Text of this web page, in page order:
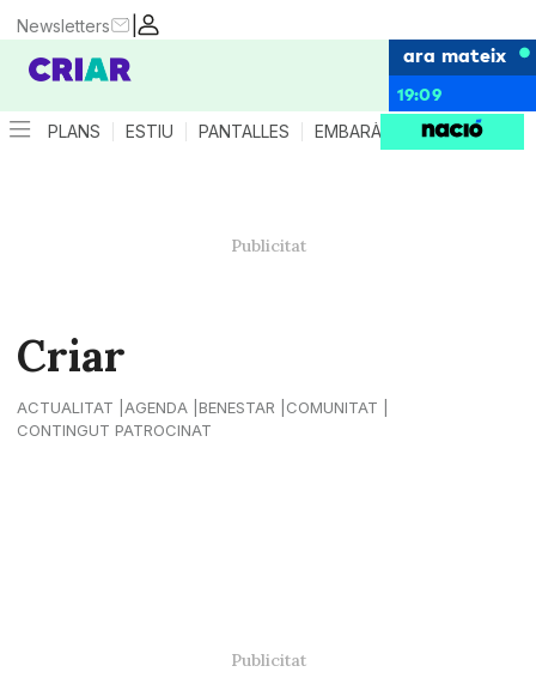
|
Newsletters
ara mateix
19:09
PLANS ESTIU PANTALLES EMBARÀS CRIANÇA
Criar
ACTUALITAT AGENDA BENESTAR
COMUNITAT
CONTINGUT PATROCINAT